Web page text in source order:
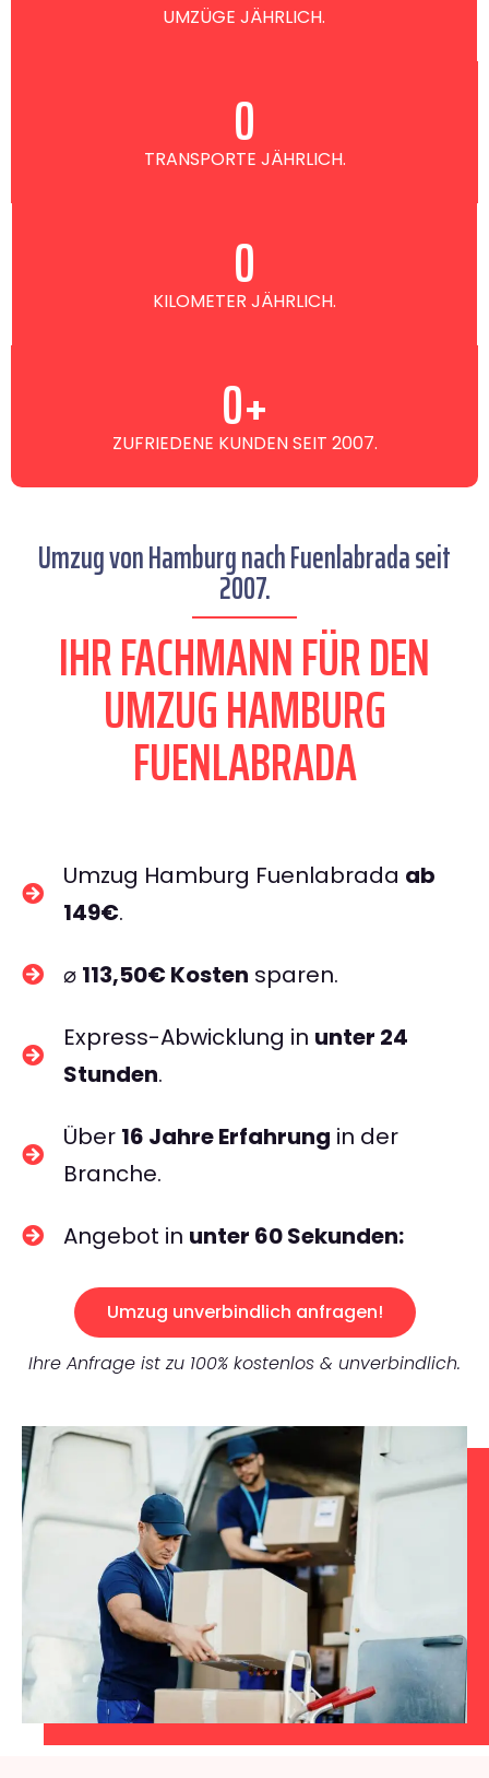
UMZÜGE JÄHRLICH.
TRANSPORTE JÄHRLICH.
0
KILOMETER JÄHRLICH.
0
ZUFRIEDENE KUNDEN SEIT 2007.
0+
Umzug von Hamburg nach Fuenlabrada seit
2007.
IHR FACHMANN FÜR DEN
UMZUG HAMBURG
FUENLABRADA
Umzug Hamburg Fuenlabrada ab
149€.
⌀ 113,50€ Kosten sparen.
Express-Abwicklung in unter 24
Stunden.
Über 16 Jahre Erfahrung in der
Branche.
Angebot in unter 60 Sekunden:
Umzug unverbindlich anfragen!
Ihre Anfrage ist zu 100% kostenlos & unverbindlich.